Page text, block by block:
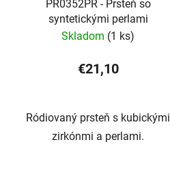
PR0352PR - Prsteň so
syntetickými perlami
Skladom (1 ks)
€21,10
Ródiovaný prsteň s kubickými
zirkónmi a perlami.